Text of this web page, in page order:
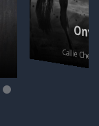
Callie